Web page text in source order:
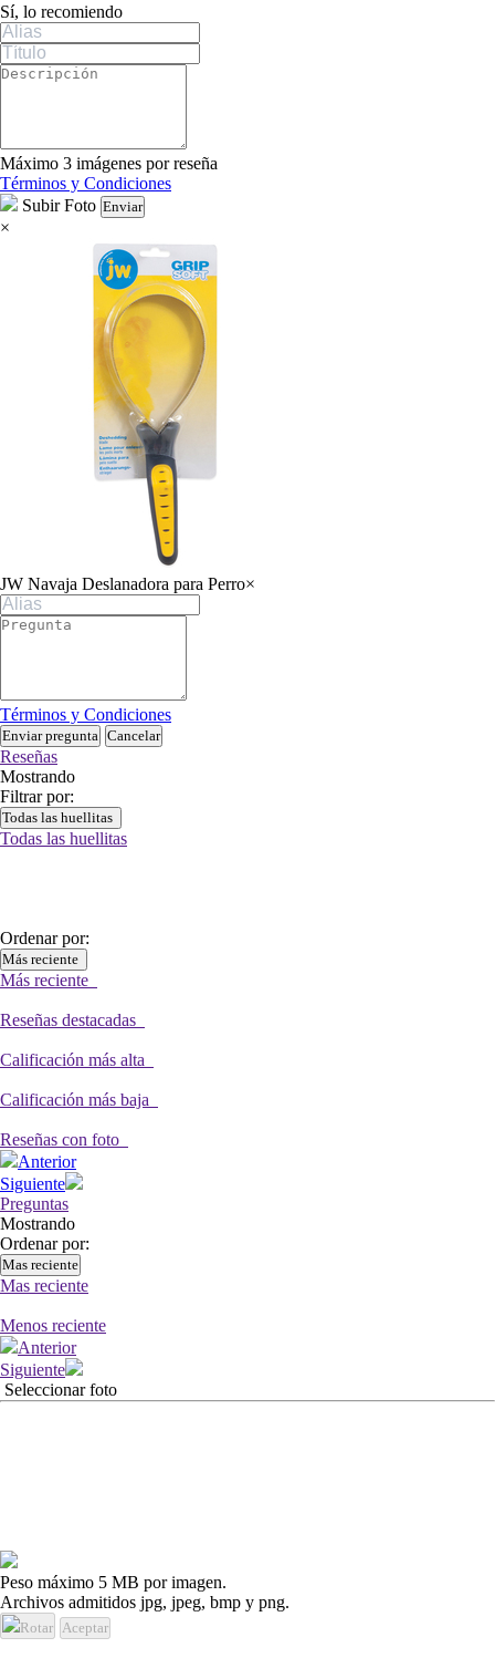
Sí, lo recomiendo
Máximo 3 imágenes por reseña
Términos y Condiciones
Subir Foto Enviar
×
JW Navaja Deslanadora para Perro×
Términos y Condiciones
Enviar pregunta Cancelar
Reseñas
Mostrando
Filtrar por:
Todas las huellitas
Todas las huellitas
Ordenar por:
Más reciente
Más reciente
Reseñas destacadas
Calificación más alta
Calificación más baja
Reseñas con foto
Anterior
Siguiente
Preguntas
Mostrando
Ordenar por:
Mas reciente
Mas reciente
Menos reciente
Anterior
Siguiente
Seleccionar foto
Peso máximo 5 MB por imagen.
Archivos admitidos jpg, jpeg, bmp y png.
Rotar Aceptar